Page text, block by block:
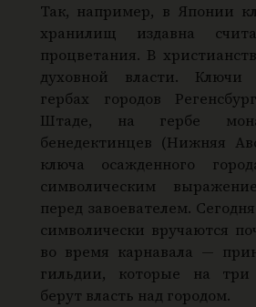
Так, например, в Японии
хранилищ издавна
процветания. В
духовной власти. Ключи
гербах городов
Штаде, на гербе
бенедектинцев (Нижняя
ключа осажденного
символическим
перед завоевателем.
символически вручаются
во время карнавала —
гильдии, которые на
берут власть над городом.